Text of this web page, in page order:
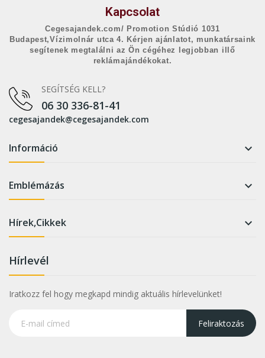
Kapcsolat
Cegesajandek.com/ Promotion Stúdió 1031
Budapest,Vízimolnár utca 4. Kérjen ajánlatot, munkatársaink
segítenek megtalálni az Ön cégéhez legjobban illő
reklámajándékokat.
SEGÍTSÉG KELL?
06 30 336-81-41
cegesajandek@cegesajandek.com
Információ 
Emblémázás 
Hírek,Cikkek 
Hírlevél
Iratkozz fel hogy megkapd mindig aktuális hírlevelünket!
Feliraktozás